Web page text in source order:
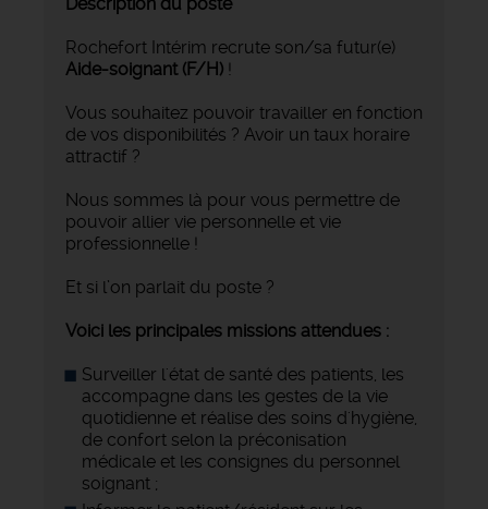
Rochefort Intérim recrute son/sa futur(e)
Aide-soignant (F/H) !
Vous souhaitez pouvoir travailler en fonction
de vos disponibilités ? Avoir un taux horaire
attractif ?
Nous sommes là pour vous permettre de
pouvoir allier vie personnelle et vie
professionnelle !
Et si l’on parlait du poste ?
Voici les principales missions attendues :
Surveiller l'état de santé des patients, les
accompagne dans les gestes de la vie
quotidienne et réalise des soins d'hygiène,
de confort selon la préconisation
médicale et les consignes du personnel
soignant ;